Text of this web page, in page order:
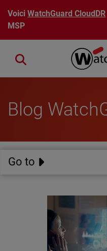
Aller au contenu principal
VoiciWatchGuard CloudDR
MSP
Close search
Blog
Go to